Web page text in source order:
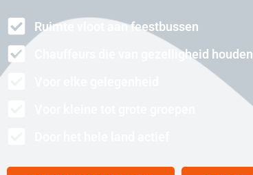
Ruimte vloot aan feestbussen
Chauffeurs die van gezelligheid houden